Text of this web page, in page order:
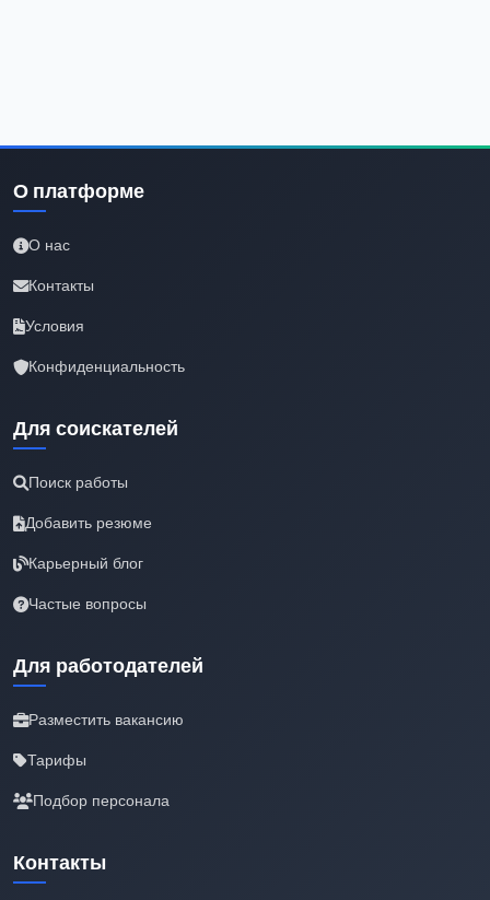
О платформе
О нас
Контакты
Условия
Конфиденциальность
Для соискателей
Поиск работы
Добавить резюме
Карьерный блог
Частые вопросы
Для работодателей
Разместить вакансию
Тарифы
Подбор персонала
Контакты